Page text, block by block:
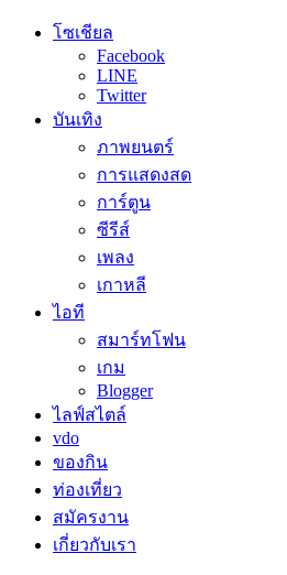
โซเชียล
Facebook
LINE
Twitter
บันเทิง
ภาพยนตร์
การแสดงสด
การ์ตูน
ซีรีส์
เพลง
เกาหลี
ไอที
สมาร์ทโฟน
เกม
Blogger
ไลฟ์สไตล์
vdo
ของกิน
ท่องเที่ยว
สมัครงาน
เกี่ยวกับเรา